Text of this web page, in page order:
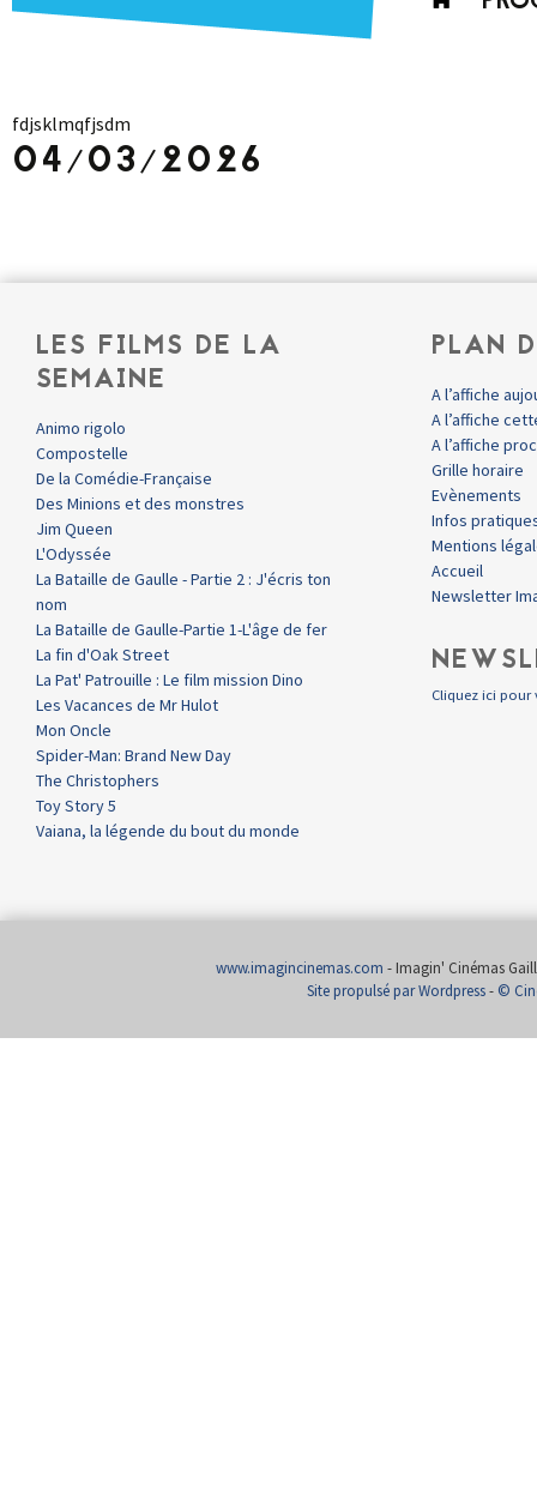
fdjsklmqfjsdm
04/03/2026
LES FILMS DE LA
SEMAINE
Animo rigolo
Compostelle
De la Comédie-Française
Des Minions et des monstres
Jim Queen
L'Odyssée
La Bataille de Gaulle - Partie 2 : J'écris ton
nom
La Bataille de Gaulle-Partie 1-L'âge de fer
La fin d'Oak Street
La Pat' Patrouille : Le film mission Dino
Les Vacances de Mr Hulot
Mon Oncle
Spider-Man: Brand New Day
The Christophers
Toy Story 5
Vaiana, la légende du bout du monde
PLAN
A l’affiche
A l’affiche
A l’affiche
Grille horaire
Evènements
Infos
Mentions
Accueil
Newsletter
Cliquez ici pour
www.imagincinemas.com - Imagin' Cinémas
Site propulsé par Wordpress- ©